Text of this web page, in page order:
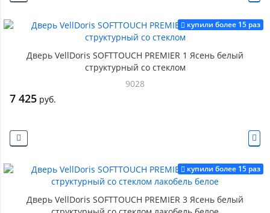
купили более 15 раз
Дверь VellDoris SOFTTOUCH PREMIER 1 Ясень белый
структурный со стеклом
9028
7 425 руб.
купили более 15 раз
Дверь VellDoris SOFTTOUCH PREMIER 3 Ясень белый